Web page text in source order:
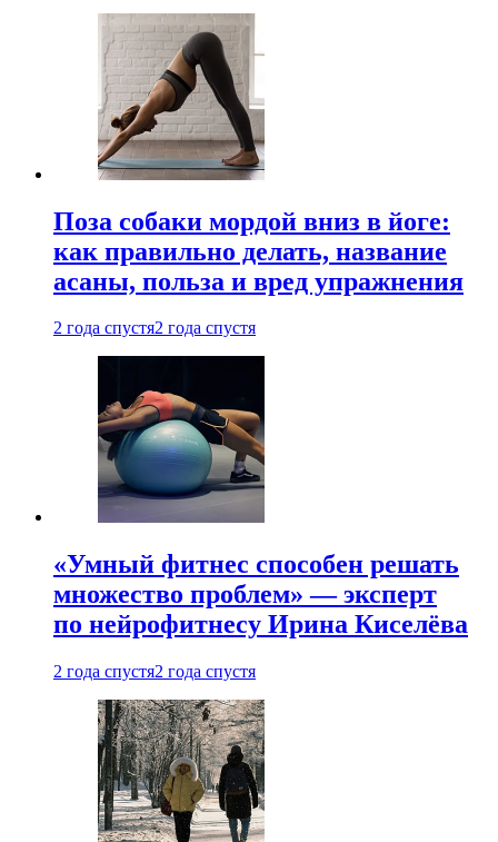
Поза собаки мордой вниз в йоге:
как правильно делать, название
асаны, польза и вред упражнения
2 года спустя2 года спустя
«Умный фитнес способен решать
множество проблем» — эксперт
по нейрофитнесу Ирина Киселёва
2 года спустя2 года спустя